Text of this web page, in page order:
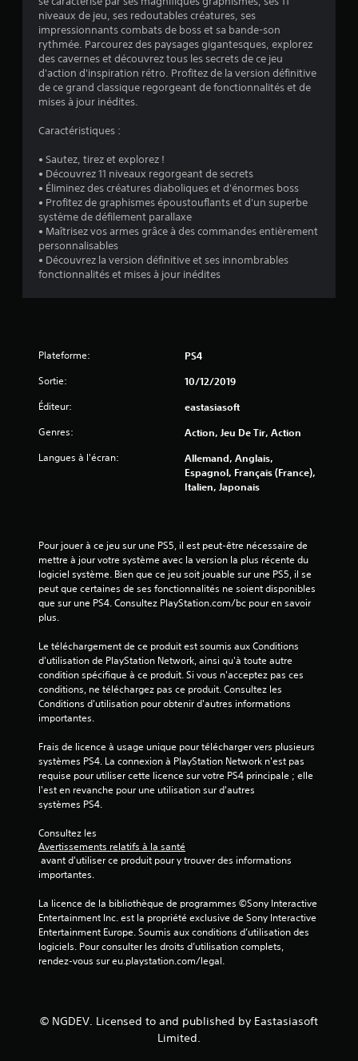
4
.
é
t
u
4
0
6
a
s
)
niveaux de jeu, ses redoutables créatures, ses
impressionnants combats de boss et sa bande-son
rythmée. Parcourez des paysages gigantesques, explorez
des cavernes et découvrez tous les secrets de ce jeu
d'action d'inspiration rétro. Profitez de la version définitive
de ce grand classique regorgeant de fonctionnalités et de
mises à jour inédites.
Caractéristiques :
• Sautez, tirez et explorez !
• Découvrez 11 niveaux regorgeant de secrets
• Éliminez des créatures diaboliques et d'énormes boss
• Profitez de graphismes époustouflants et d'un superbe
système de défilement parallaxe
• Maîtrisez vos armes grâce à des commandes entièrement
personnalisables
• Découvrez la version définitive et ses innombrables
fonctionnalités et mises à jour inédites
Plateforme: PS4
Sortie: 10/12/2019
Éditeur: eastasiasoft
Genres: Action, Jeu De Tir, Action
Langues à l'écran:
Allemand, Anglais,
Espagnol, Français (France),
Italien, Japonais
Pour jouer à ce jeu sur une PS5, il est peut-être nécessaire de
mettre à jour votre système avec la version la plus récente du
logiciel système. Bien que ce jeu soit jouable sur une PS5, il se
peut que certaines de ses fonctionnalités ne soient disponibles
que sur une PS4. Consultez PlayStation.com/bc pour en savoir
plus.
Le téléchargement de ce produit est soumis aux Conditions
d'utilisation de PlayStation Network, ainsi qu'à toute autre
condition spécifique à ce produit. Si vous n'acceptez pas ces
conditions, ne téléchargez pas ce produit. Consultez les
Conditions d'utilisation pour obtenir d'autres informations
importantes.
Frais de licence à usage unique pour télécharger vers plusieurs
systèmes PS4. La connexion à PlayStation Network n'est pas
requise pour utiliser cette licence sur votre PS4 principale ; elle
l'est en revanche pour une utilisation sur d'autres
systèmes PS4.
Consultez les
Avertissements relatifs à la santé
importantes.
La licence de la bibliothèque de programmes ©Sony Interactive
Entertainment Inc. est la propriété exclusive de Sony Interactive
Entertainment Europe. Soumis aux conditions d’utilisation des
logiciels. Pour consulter les droits d’utilisation complets,
rendez-vous sur eu.playstation.com/legal.
© NGDEV. Licensed to and published by Eastasiasoft
Limited.